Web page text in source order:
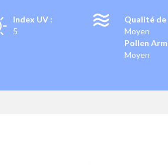
Index UV :
5
Qualité
Moyen
Pollen
Moyen